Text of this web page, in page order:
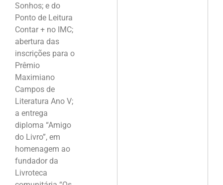
Sonhos; e do
Ponto de Leitura
Contar + no IMC;
abertura das
inscrições para o
Prêmio
Maximiano
Campos de
Literatura Ano V;
a entrega
diploma “Amigo
do Livro”, em
homenagem ao
fundador da
Livroteca